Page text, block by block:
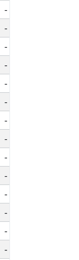
-
-
-
-
-
-
-
-
-
-
-
-
-
-